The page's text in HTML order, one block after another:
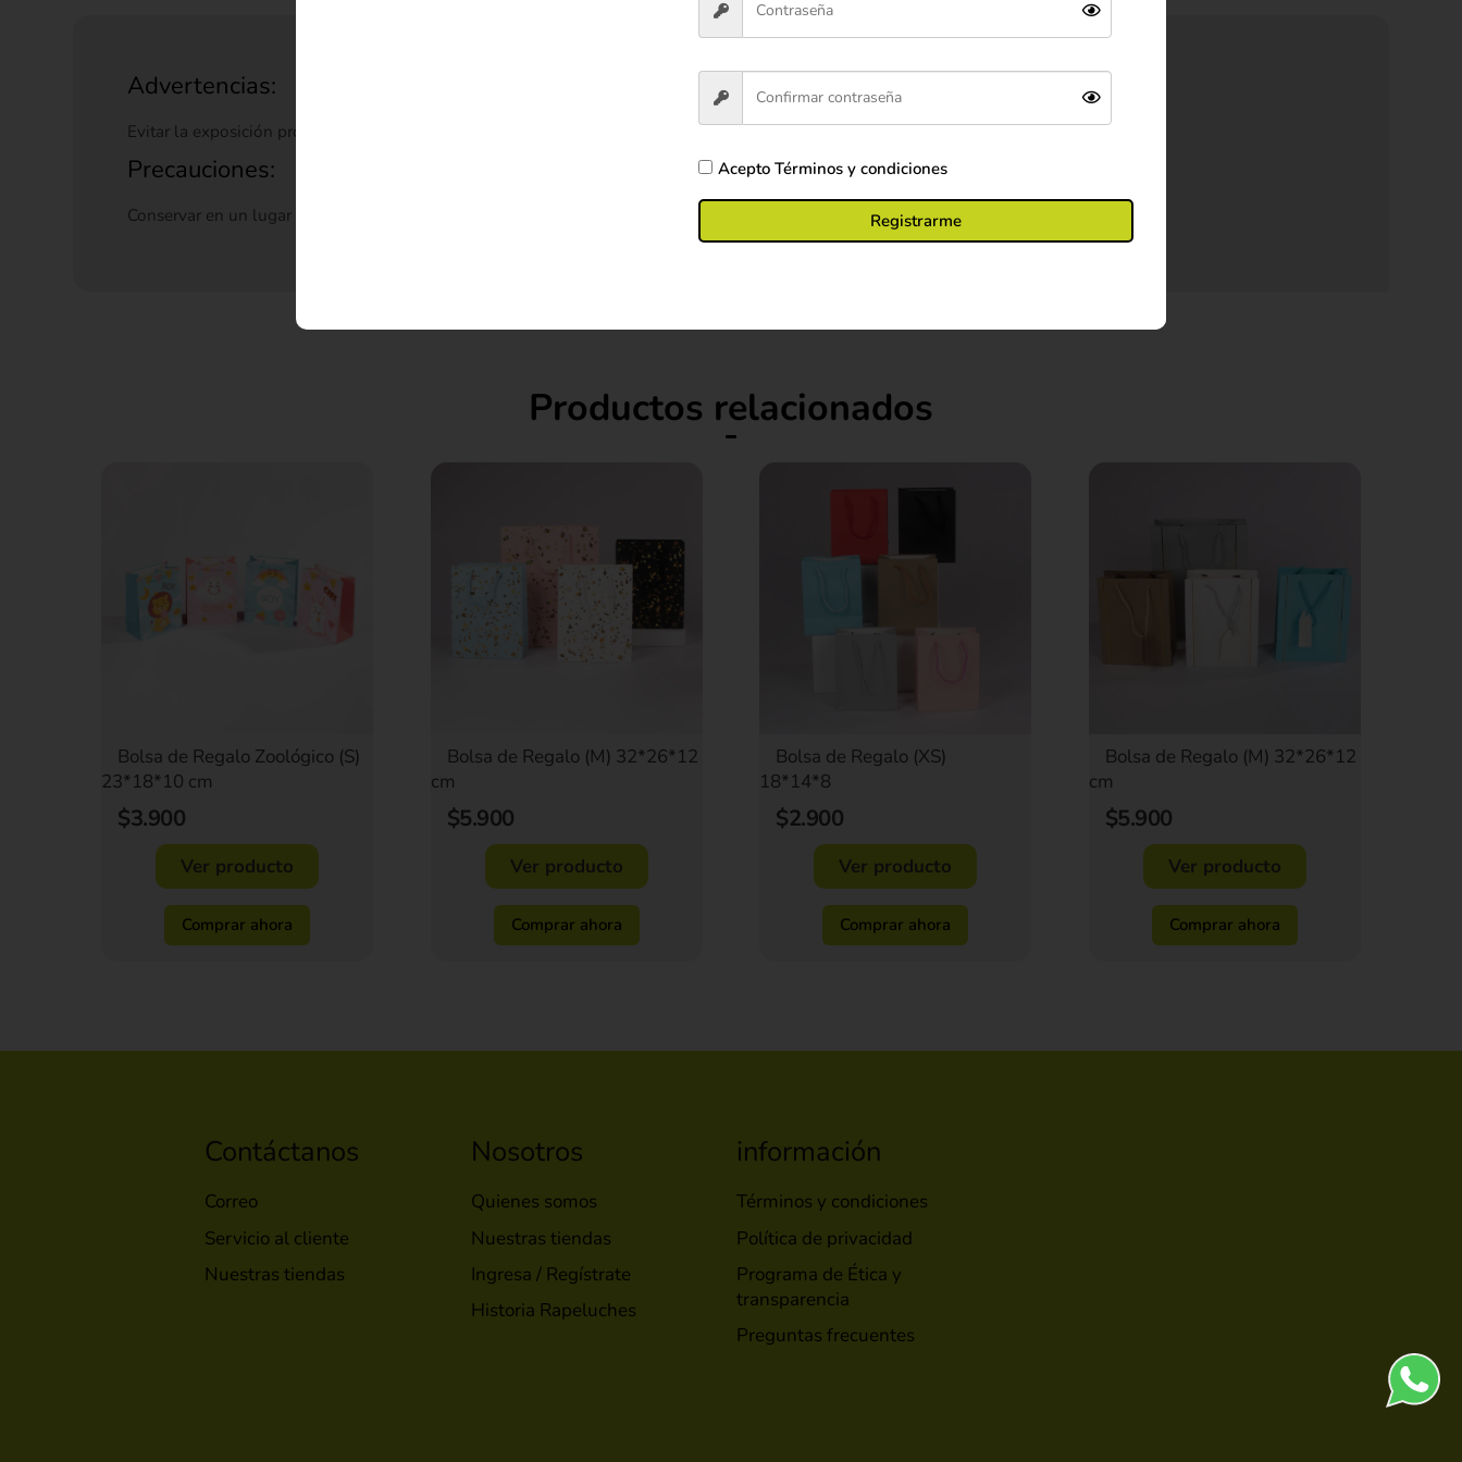
Advertencias:
Evitar la exposición prolongada a la humedad o contacto con líquidos.
Precauciones:
Conservar en un lugar seco y manipular con cuidado para mantener su forma y colores originales.
Productos relacionados
Bolsa de Regalo Zoológico (S)
23*18*10 cm
$3.900
Ver producto
Comprar ahora
Bolsa de Regalo (M) 32*26*12
cm
$5.900
Ver producto
Comprar ahora
Bolsa de Regalo (XS)
18*14*8
$2.900
Ver producto
Comprar ahora
Bolsa de Regalo (M) 32*26*12
cm
$5.900
Ver producto
Comprar ahora
Contáctanos
Correo
Servicio al cliente
Nuestras tiendas
Nosotros
Quienes somos
Nuestras tiendas
Ingresa / Regístrate
Historia Rapeluches
información
Términos y condiciones
Política de privacidad
Programa de Ética y
transparencia
Preguntas frecuentes
Acepto Términos y condiciones
Registrarme